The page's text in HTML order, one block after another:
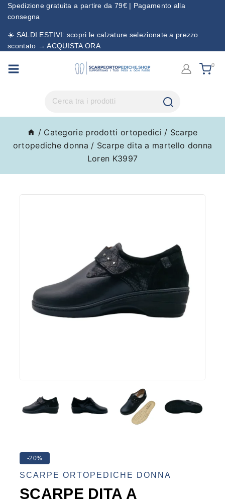
Spedizione gratuita a partire da 79€ | Pagamento alla
consegna
☀️ SALDI ESTIVI: scopri le calzature selezionate a prezzo
scontato → ACQUISTA ORA
0
/ Categorie prodotti ortopedici / Scarpe
ortopediche donna / Scarpe dita a martello donna
Loren K3997
-20%
SCARPE ORTOPEDICHE DONNA
SCARPE DITA A